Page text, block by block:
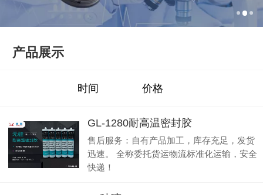
产品展示
时间 价格
GL-1280耐高温密封胶
售后服务：自有产品加工，库存充足，发货
迅速。 全称委托货运物流标准化运输，安全
快递！